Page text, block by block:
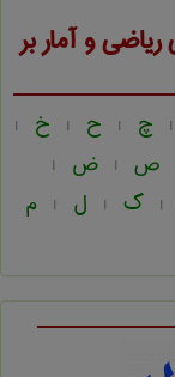
ریاضی و آماربر
| چ | ح | خ |
ص | ض |
| گ | ل | م